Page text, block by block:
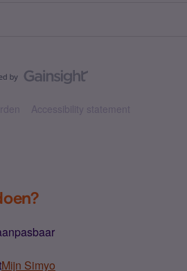
Accessibility statement
Mijn Simyo